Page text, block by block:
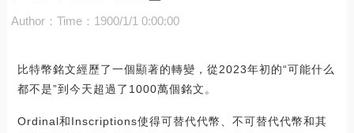
Author： Time：1900/1/1 0:00:00
比特幣銘文經歷了一個顯著的轉變，從2023年初的“可能什么
都不是”到今天超過了1000萬個銘文。
Ordinal和Inscriptions使得可替代代幣、不可替代代幣和其